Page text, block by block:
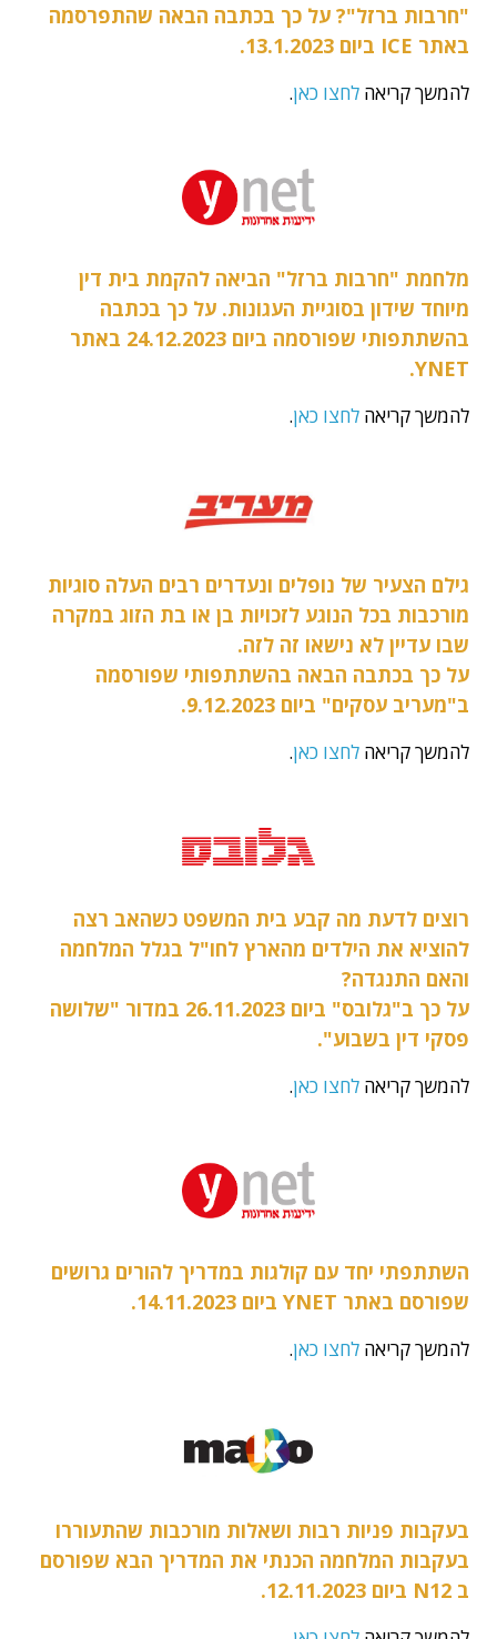
"חרבות ברזל"? על כך בכתבה הבאה שהתפרסמה
באתר ICE ביום 13.1.2023.
להמשך קריאה לחצו כאן.
מלחמת "חרבות ברזל" הביאה להקמת בית דין
מיוחד שידון בסוגיית העגונות. על כך בכתבה
בהשתתפותי שפורסמה ביום 24.12.2023 באתר
YNET.
להמשך קריאה לחצו כאן.
גילם הצעיר של נופלים ונעדרים רבים העלה סוגיות
מורכבות בכל הנוגע לזכויות בן או בת הזוג במקרה
שבו עדיין לא נישאו זה לזה.
על כך בכתבה הבאה בהשתתפותי שפורסמה
ב"מעריב עסקים" ביום 9.12.2023.
להמשך קריאה לחצו כאן.
רוצים לדעת מה קבע בית המשפט כשהאב רצה
להוציא את הילדים מהארץ לחו"ל בגלל המלחמה
והאם התנגדה?
על כך ב"גלובס" ביום 26.11.2023 במדור "שלושה
פסקי דין בשבוע".
להמשך קריאה לחצו כאן.
השתתפתי יחד עם קולגות במדריך להורים גרושים
שפורסם באתר YNET ביום 14.11.2023.
להמשך קריאה לחצו כאן.
בעקבות פניות רבות ושאלות מורכבות שהתעוררו
בעקבות המלחמה הכנתי את המדריך הבא שפורסם
ב N12 ביום 12.11.2023.